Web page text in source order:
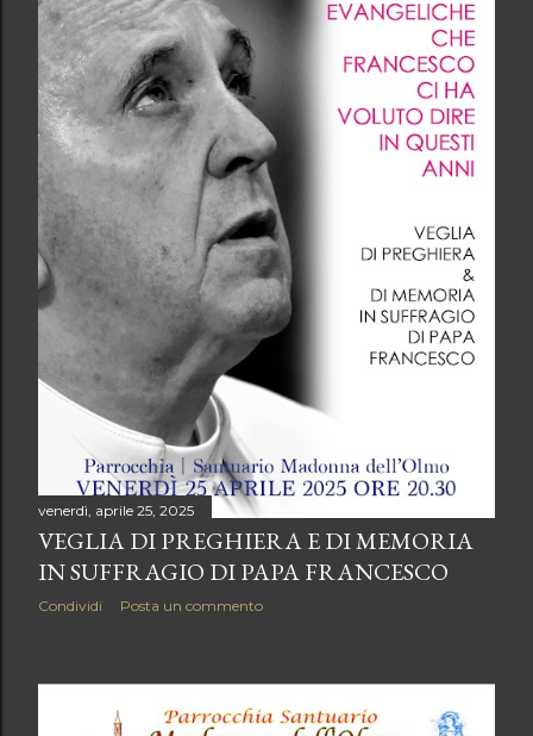
venerdì, aprile 25, 2025
VEGLIA DI PREGHIERA E DI MEMORIA
IN SUFFRAGIO DI PAPA FRANCESCO
Condividi Posta un commento